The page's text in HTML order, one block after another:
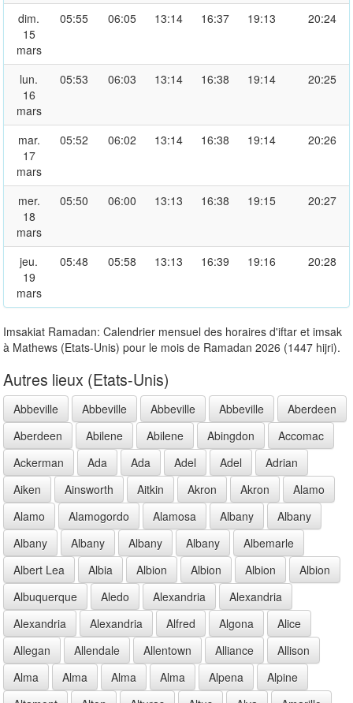
dim.
15
mars
05:55 06:05 13:14 16:37 19:13 20:24
lun.
16
mars
05:53 06:03 13:14 16:38 19:14 20:25
mar.
17
mars
05:52 06:02 13:14 16:38 19:14 20:26
mer.
18
mars
05:50 06:00 13:13 16:38 19:15 20:27
jeu.
19
mars
05:48 05:58 13:13 16:39 19:16 20:28
Imsakiat Ramadan: Calendrier mensuel des horaires d'iftar et imsak
à Mathews (Etats-Unis) pour le mois de Ramadan 2026 (1447 hijri).
Autres lieux (Etats-Unis)
Abbeville Abbeville Abbeville Abbeville
Aberdeen
Aberdeen
Abilene Abilene Abingdon
Accomac
Ackerman
Ada Ada Adel Adel
Adrian
Aiken
Ainsworth Aitkin Akron Akron
Alamo
Alamo
Alamogordo Alamosa Albany
Albany
Albany
Albany Albany Albany
Albemarle
Albert Lea
Albia Albion Albion Albion
Albion
Albuquerque
Aledo Alexandria
Alexandria
Alexandria
Alexandria Alfred Algona
Alice
Allegan
Allendale Allentown Alliance
Allison
Alma
Alma Alma Alma Alpena
Alpine